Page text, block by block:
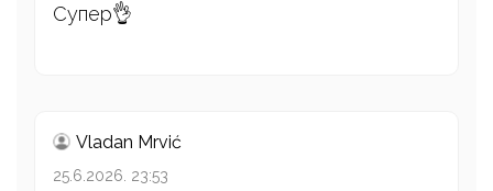
Супер👌
Vladan Mrvić
25.6.2026. 23:53